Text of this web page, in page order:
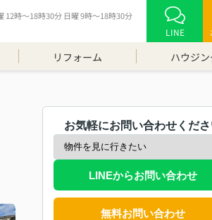
12時～18時30分 日曜 9時～18時30分
LINE
リフォーム ハウジン
お気軽にお問い合わせくだ
LINEからお問い合わせ
無料お問い合わせ